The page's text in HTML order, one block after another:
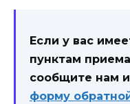
Если у вас
пунктам
сообщите нам
форму